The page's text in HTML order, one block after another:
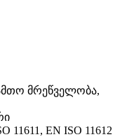
მრეწველობა,
11611, EN ISO 11612